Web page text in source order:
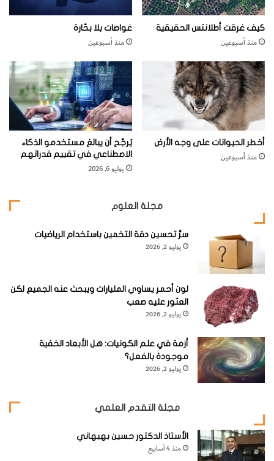
كيف غرقت أطلانتس الحقيقية
منذ أسبوعين
غواصات بلا بحّارة
منذ أسبوعين
أخطر الحيوانات على وجه الأرض
منذ أسبوعين
يُرجَّح أن يبالغ مستخدمو الذكاء
الاصطناعي في تقييم قدراتهم
يوليو 6, 2026
مجلة العلوم
سرُّ تحسين دقة التخمين باستخدام الرياضيات
يوليو 2, 2026
لون أحمر يساوي المليارات ويبحث عنه الجميع لكن
العثور عليه صعب
يوليو 2, 2026
أزمة في علم الكونيات: هل الأبعاد الخفية
موجودة بالفعل؟
يوليو 2, 2026
مجلة التقدم العلمي
الأستاذ الدكتور حسين بهبهاني
منذ 4 أسابيع